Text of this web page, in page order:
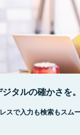
タルの確かさを。
スで入力も検索もスムー